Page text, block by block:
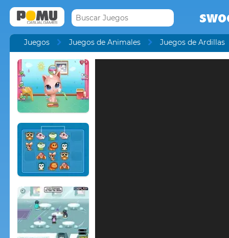
Juegos Juegos de Animales Juegos de Ardillas